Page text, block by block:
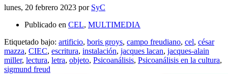
lunes, 20 febrero 2023 por SyC
Publicado en CEL, MULTIMEDIA
Etiquetado bajo: artificio, boris groys, campo freudiano, cel, césar
mazza, CIEC, escritura, instalación, jacques lacan, jacques-alain
miller, lectura, letra, objeto, Psicoanálisis, Psicoanálisis en la cultura,
sigmund freud